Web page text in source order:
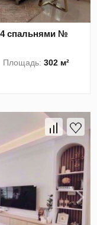
4 спальнями №
Площадь:302 м²